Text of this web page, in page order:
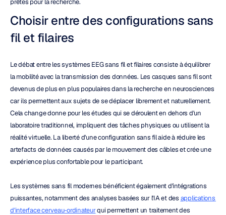
prêtes pour la recherche.
Choisir entre des configurations sans
fil et filaires
Le débat entre les systèmes EEG sans fil et filaires consiste à équilibrer
la mobilité avec la transmission des données. Les casques sans fil sont
devenus de plus en plus populaires dans la recherche en neurosciences
car ils permettent aux sujets de se déplacer librement et naturellement.
Cela change donne pour les études qui se déroulent en dehors d'un
laboratoire traditionnel, impliquent des tâches physiques ou utilisent la
réalité virtuelle. La liberté d'une configuration sans fil aide à réduire les
artefacts de données causés par le mouvement des câbles et crée une
expérience plus confortable pour le participant.
Les systèmes sans fil modernes bénéficient également d'intégrations
puissantes, notamment des analyses basées sur l'IA et des applications
d'interface cerveau-ordinateur qui permettent un traitement des